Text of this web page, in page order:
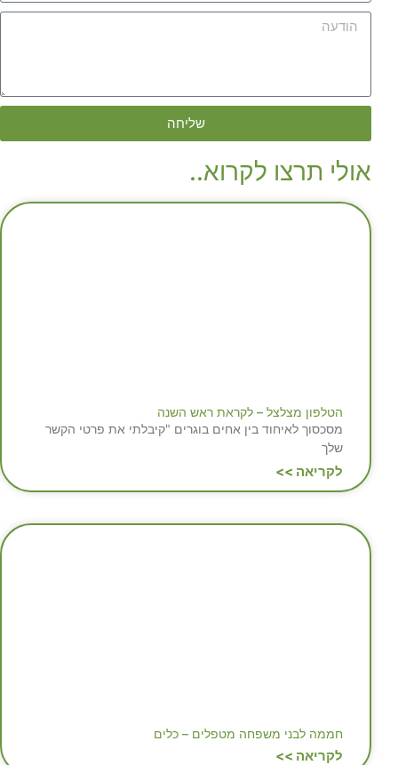
שליחה
אולי תרצו לקרוא..
הטלפון מצלצל – לקראת ראש השנה
מסכסוך לאיחוד בין אחים בוגרים "קיבלתי את פרטי הקשר
שלך
לקריאה >>
חממה לבני משפחה מטפלים – כלים
לקריאה >>